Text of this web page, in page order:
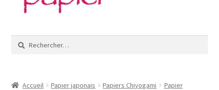
navigation
le
A propos
Rechercher :
Accueil Papier japonais Papiers Chiyogami
Papier